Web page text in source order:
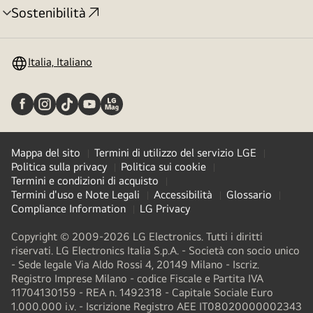
Sostenibilità
Attivazione
Italia, Italiano
Mappa del sito
Termini di utilizzo del servizio LGE
Politica sulla privacy
Politica sui cookie
Termini e condizioni di acquisto
Termini d'uso e Note Legali
Accessibilità
Glossario
Compliance Information
LG Privacy
Copyright © 2009-2026 LG Electronics. Tutti i diritti
riservati. LG Electronics Italia S.p.A. - Società con socio unico
- Sede legale Via Aldo Rossi 4, 20149 Milano - Iscriz.
Registro Imprese Milano - codice Fiscale e Partita IVA
11704130159 - REA n. 1492318 - Capitale Sociale Euro
1.000.000 i.v. - Iscrizione Registro AEE IT08020000002343​